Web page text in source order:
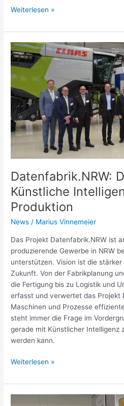
Weiterlesen »
Datenfabrik.NRW:
Künstliche
Produktion
News / Marius Vinnemeier
Das Projekt Datenfabrik.NRW ist
produzierende Gewerbe in NRW
unterstützen. Vision ist die
Zukunft. Von der Fabrikplanung
die Fertigung bis zu Logistik und
erfasst und verwertet das Projekt
Maschinen und Prozesse
steht immer die Frage im
gerade mit Künstlicher Intelligenz
werden kann.
Datenfabrik.NRW:
Das
kann
Künstliche
Intelligenz
in
der
Produktion
Weiterlesen »